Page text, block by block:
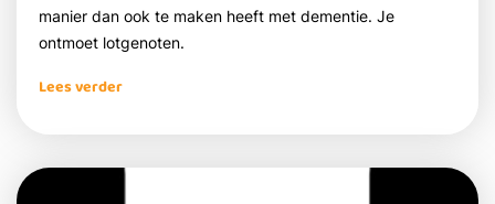
manier dan ook te maken heeft met dementie. Je
ontmoet lotgenoten.
Lees verder